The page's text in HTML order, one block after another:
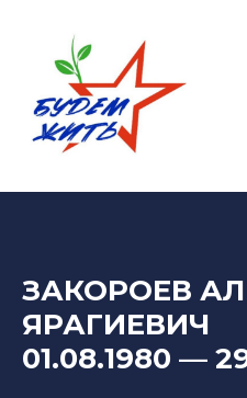
ЗАКОРОЕВ
ЯРАГИЕВИЧ
01.08.1980 —